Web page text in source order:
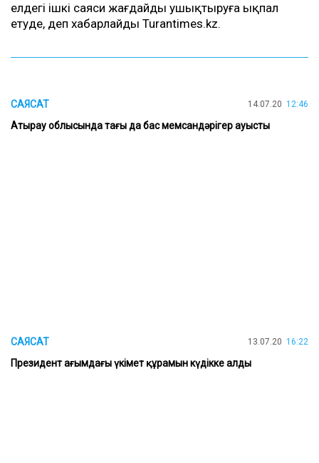
елдегі ішкі саяси жағдайды ушықтыруға ықпал
етуде, деп хабарлайды Turantimes.kz.
САЯСАТ 14.07.20 12:46
Атырау облысында тағы да бас мемсандәрігер ауысты
САЯСАТ 13.07.20 16:22
Президент ағымдағы үкімет құрамын күдікке алды